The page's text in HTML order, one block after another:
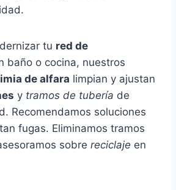
tu red de
baño o cocina, nuestros
de alfara limpian y ajustan
y tramos de tubería de
Recomendamos soluciones
fugas. Eliminamos tramos
sobre reciclaje en